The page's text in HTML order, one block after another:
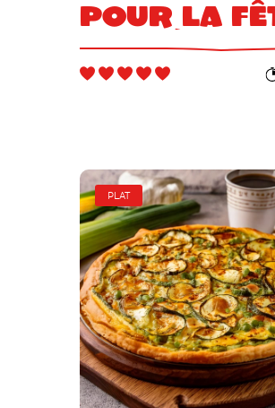
pour la
des Pères
PLAT